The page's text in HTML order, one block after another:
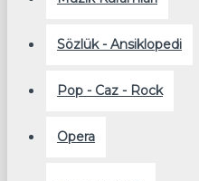
Sözlük - Ansiklopedi
Pop - Caz - Rock
Opera